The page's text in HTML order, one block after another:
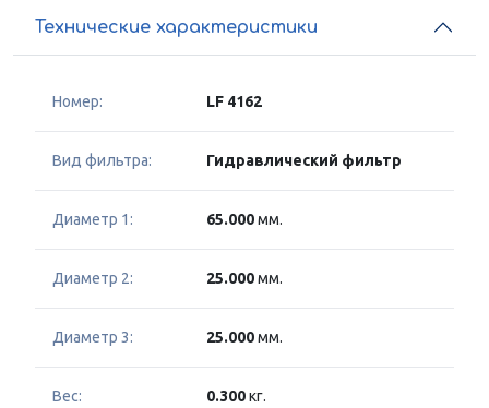
Технические характеристики
Номер: LF 4162
Вид фильтра: Гидравлический фильтр
Диаметр 1: 65.000мм.
Диаметр 2: 25.000мм.
Диаметр 3: 25.000мм.
Вес: 0.300кг.